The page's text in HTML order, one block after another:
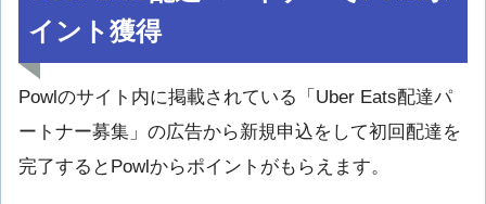
イント獲得
Powlのサイト内に掲載されている「Uber Eats配達パ
ートナー募集」の広告から新規申込をして初回配達を
完了するとPowlからポイントがもらえます。